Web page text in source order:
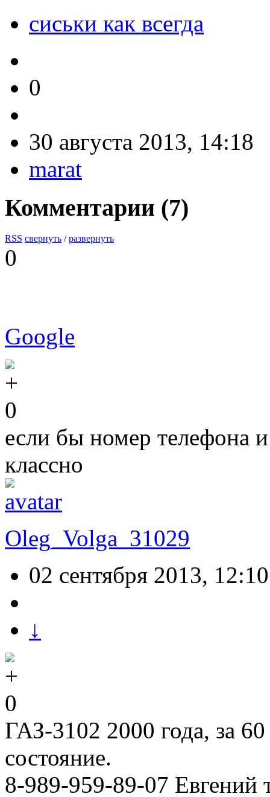
сиськи как всегда
0
30 августа 2013, 14:18
marat
Комментарии (7)
RSS свернуть /развернуть
0
Google
0
если бы номер телефона
классно
Oleg_Volga_31029
02 сентября 2013, 12:10
↓
0
ГАЗ-3102 2000 года, за
состояние.
8-989-959-89-07 Евгений